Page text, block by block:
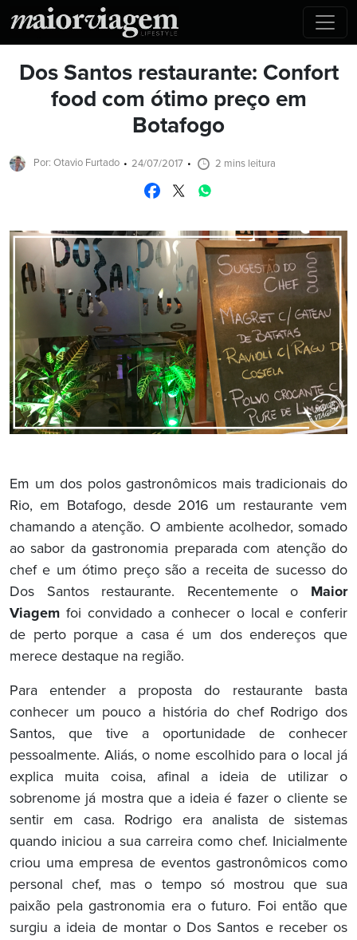
Dos Santos restaurante: Confort
food com ótimo preço em
Botafogo
Por: Otavio Furtado 24/07/2017 2 mins leitura
Em um dos polos gastronômicos mais tradicionais do
Rio, em Botafogo, desde 2016 um restaurante vem
chamando a atenção. O ambiente acolhedor, somado
ao sabor da gastronomia preparada com atenção do
chef e um ótimo preço são a receita de sucesso do
Dos Santos restaurante. Recentemente o Maior
Viagem foi convidado a conhecer o local e conferir
de perto porque a casa é um dos endereços que
merece destaque na região.
Para entender a proposta do restaurante basta
conhecer um pouco a história do chef Rodrigo dos
Santos, que tive a oportunidade de conhecer
pessoalmente. Aliás, o nome escolhido para o local já
explica muita coisa, afinal a ideia de utilizar o
sobrenome já mostra que a ideia é fazer o cliente se
sentir em casa. Rodrigo era analista de sistemas
quando iniciou a sua carreira como chef. Inicialmente
criou uma empresa de eventos gastronômicos como
personal chef, mas o tempo só mostrou que sua
paixão pela gastronomia era o futuro. Foi então que
surgiu a ideia de montar o Dos Santos e receber os